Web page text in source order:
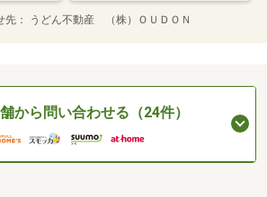
先 うどん不動産 （株）ＯＵＤＯＮ
から問い合わせる（24件）